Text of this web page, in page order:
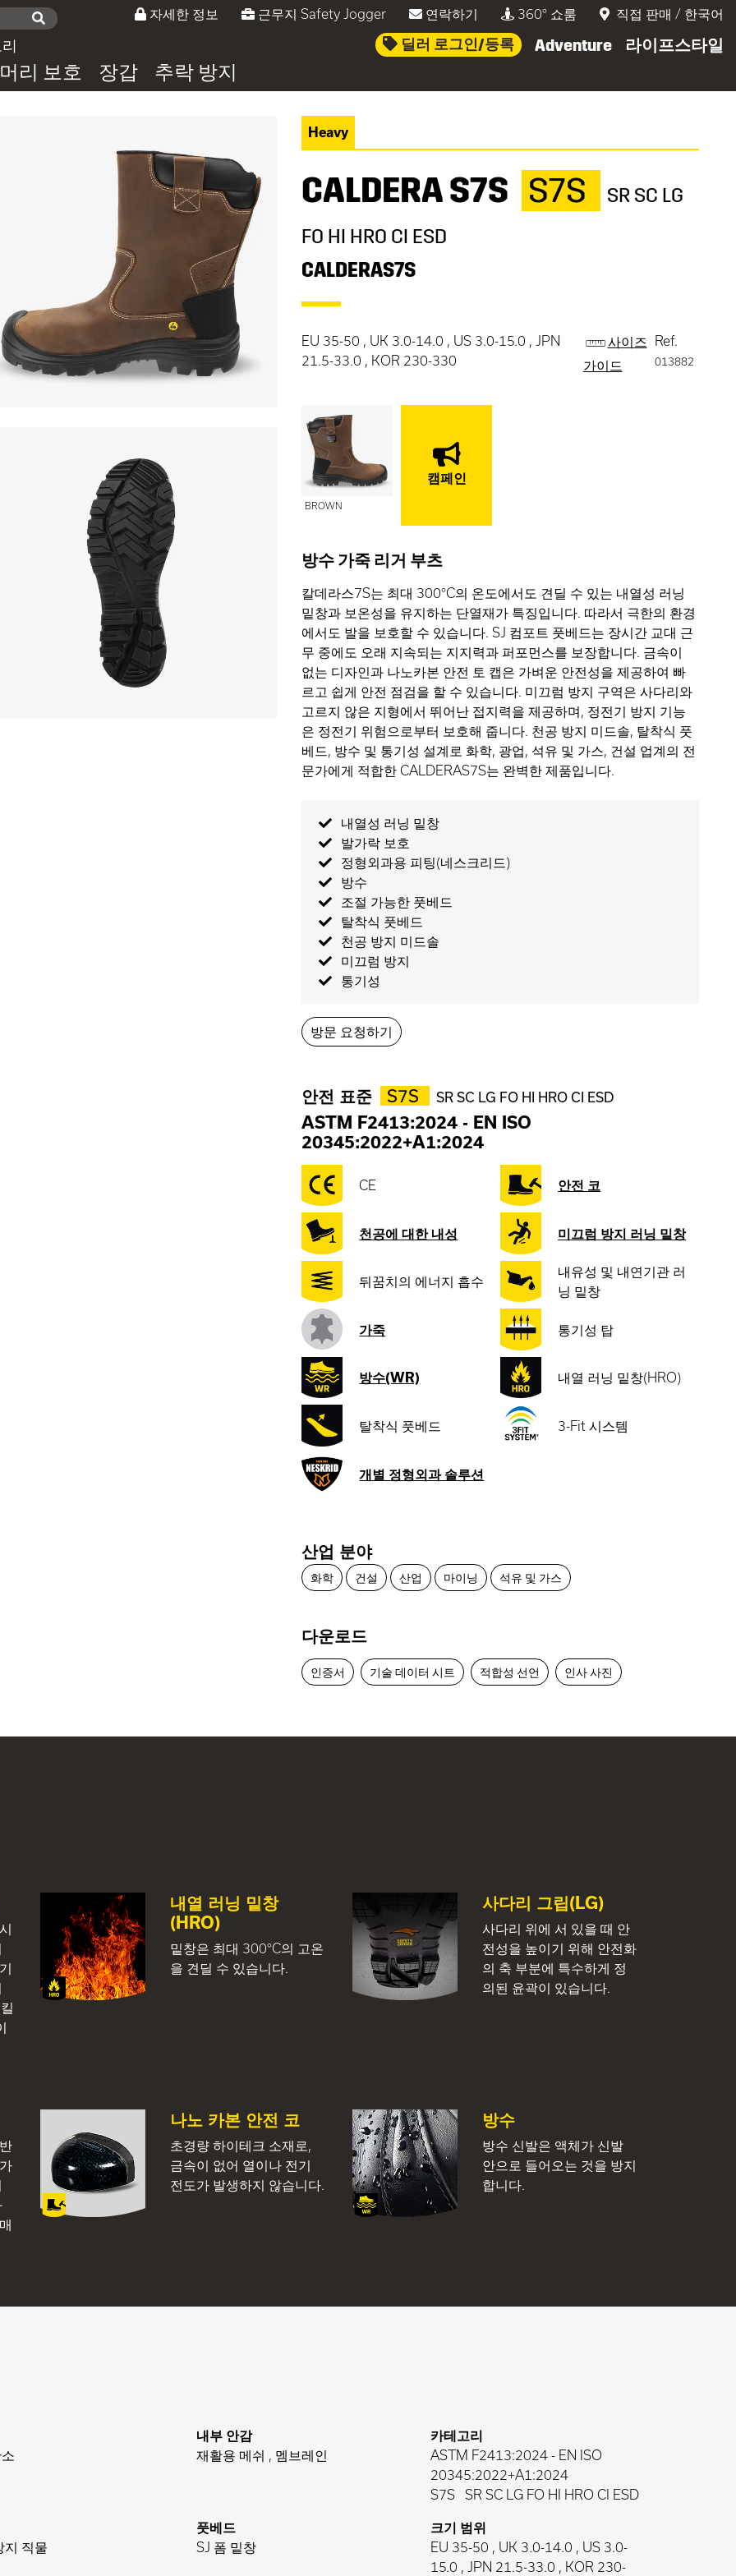
자세한 정보 근무지 Safety Jogger 연락하기 360° 쇼룸 직접 판매 / 한국어
딜러 로그인/등록 Adventure 라이프스타일
머리 보호 장갑 추락 방지
Heavy
CALDERA S7S S7S
SR SC LG
FO HI HRO CI ESD
CALDERAS7S
EU 35-50 , UK 3.0-14.0 , US 3.0-15.0 , JPN
21.5-33.0 , KOR 230-330
사이즈
가이드
Ref.
013882
BROWN
캠페인
방수 가죽 리거 부츠
칼데라스7S는 최대 300°C의 온도에서도 견딜 수 있는 내열성 러닝
밑창과 보온성을 유지하는 단열재가 특징입니다. 따라서 극한의 환경
에서도 발을 보호할 수 있습니다. SJ 컴포트 풋베드는 장시간 교대 근
무 중에도 오래 지속되는 지지력과 퍼포먼스를 보장합니다. 금속이
없는 디자인과 나노카본 안전 토 캡은 가벼운 안전성을 제공하여 빠
르고 쉽게 안전 점검을 할 수 있습니다. 미끄럼 방지 구역은 사다리와
고르지 않은 지형에서 뛰어난 접지력을 제공하며, 정전기 방지 기능
은 정전기 위험으로부터 보호해 줍니다. 천공 방지 미드솔, 탈착식 풋
베드, 방수 및 통기성 설계로 화학, 광업, 석유 및 가스, 건설 업계의 전
문가에게 적합한 CALDERAS7S는 완벽한 제품입니다.
내열성 러닝 밑창
발가락 보호
정형외과용 피팅(네스크리드)
방수
조절 가능한 풋베드
탈착식 풋베드
천공 방지 미드솔
미끄럼 방지
통기성
방문 요청하기
안전 표준 S7S SR SC LG FO HI HRO CI ESD
ASTM F2413:2024 - EN ISO
20345:2022+A1:2024
CE 안전 코
천공에 대한 내성 미끄럼 방지 러닝 밑창
뒤꿈치의 에너지 흡수
내유성 및 내연기관 러
닝 밑창
가죽 통기성 탑
방수(WR) 내열 러닝 밑창(HRO)
탈착식 풋베드 3-Fit 시스템
개별 정형외과 솔루션
산업 분야
화학 건설 산업 마이닝 석유 및 가스
다운로드
인증서 기술 데이터 시트 적합성 선언 인사 사진
내열 러닝 밑창
(HRO)
밑창은 최대 300°C의 고온
을 견딜 수 있습니다.
사다리 그립(LG)
사다리 위에 서 있을 때 안
전성을 높이기 위해 안전화
의 축 부분에 특수하게 정
의된 윤곽이 있습니다.
나노 카본 안전 코
초경량 하이테크 소재로,
금속이 없어 열이나 전기
전도가 발생하지 않습니다.
방수
방수 신발은 액체가 신발
안으로 들어오는 것을 방지
합니다.
내부 안감
재활용 메쉬 , 멤브레인
카테고리
ASTM F2413:2024 - EN ISO
20345:2022+A1:2024
S7S
SR SC LG FO HI HRO CI ESD
지 직물
풋베드
SJ 폼 밑창
크기 범위
EU 35-50 , UK 3.0-14.0 , US 3.0-
15.0 , JPN 21.5-33.0 , KOR 230-